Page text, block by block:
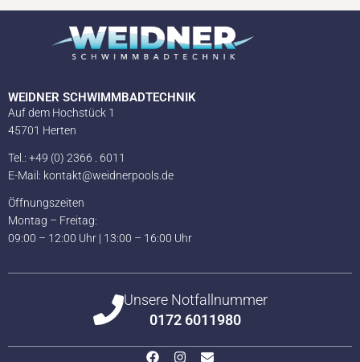
WEIDNER SCHWIMMBADTECHNIK
Auf dem Hochstück 1
45701 Herten
Tel.: +49 (0) 2366 . 6011
E-Mail: kontakt@weidnerpools.de
Öffnungszeiten
Montag – Freitag:
09:00 – 12:00 Uhr | 13:00 – 16:00 Uhr
Unsere Notfallnummer
0172 6011980